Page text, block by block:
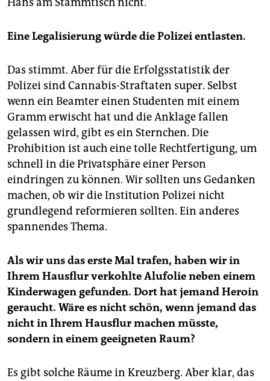
Eine Legalisierung würde die Polizei entlasten.
Das stimmt. Aber für die Erfolgsstatistik der
Polizei sind Cannabis-Straftaten super. Selbst
wenn ein Beamter einen Studenten mit einem
Gramm erwischt hat und die Anklage fallen
gelassen wird, gibt es ein Sternchen. Die
Prohibition ist auch eine tolle Rechtfertigung, um
schnell in die Privatsphäre einer Person
eindringen zu können. Wir sollten uns Gedanken
machen, ob wir die Institution Polizei nicht
grundlegend reformieren sollten. Ein anderes
spannendes Thema.
Als wir uns das erste Mal trafen, haben wir in
Ihrem Hausflur verkohlte Alufolie neben einem
Kinderwagen gefunden. Dort hat jemand Heroin
geraucht. Wäre es nicht schön, wenn jemand das
nicht in Ihrem Hausflur machen müsste,
sondern in einem geeigneten Raum?
Es gibt solche Räume in Kreuzberg. Aber klar, das